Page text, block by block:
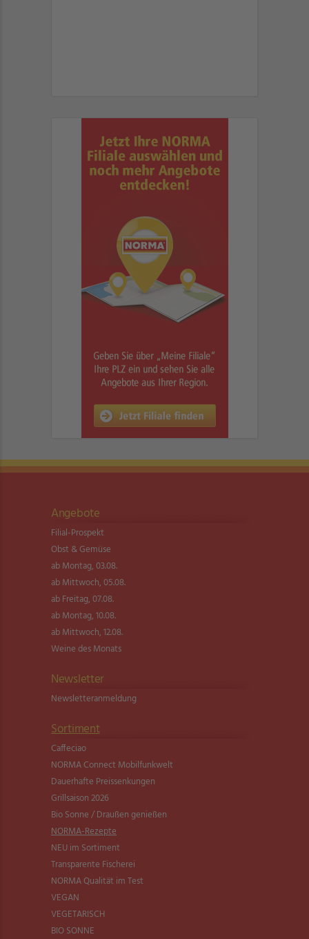
Angebote
Filial-Prospekt
Obst & Gemüse
ab Montag, 03.08.
ab Mittwoch, 05.08.
ab Freitag, 07.08.
ab Montag, 10.08.
ab Mittwoch, 12.08.
Weine des Monats
Newsletter
Newsletter­anmeldung
Sortiment
Caffeciao
NORMA Connect Mobilfunkwelt
Dauerhafte Preissenkungen
Grillsaison 2026
Bio Sonne / Draußen genießen
NORMA-Rezepte
NEU im Sortiment
Transparente Fischerei
NORMA Qualität im Test
VEGAN
VEGETARISCH
BIO SONNE